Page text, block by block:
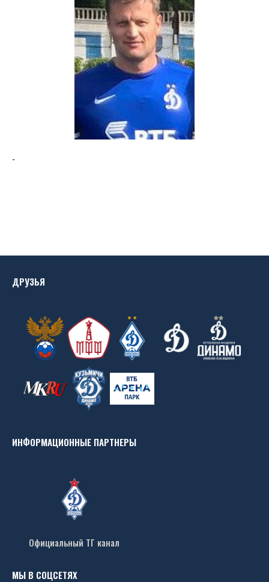
-
ДРУЗЬЯ
ИНФОРМАЦИОННЫЕ ПАРТНЕРЫ
Официальный ТГ канал
МЫ В СОЦСЕТЯХ